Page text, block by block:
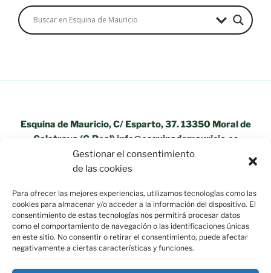
Gestionar el consentimiento
de las cookies
Para ofrecer las mejores experiencias, utilizamos tecnologías como las
cookies para almacenar y/o acceder a la información del dispositivo. El
consentimiento de estas tecnologías nos permitirá procesar datos
como el comportamiento de navegación o las identificaciones únicas
en este sitio. No consentir o retirar el consentimiento, puede afectar
negativamente a ciertas características y funciones.
Esquina de Mauricio, C/ Esparto, 37. 13350 Moral de
Calatrava (C.Real) info@esquinademauricio.es
«Aviso Legal»